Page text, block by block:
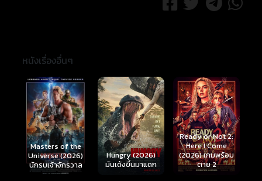
หนังเรื่องอื่นๆ
Masters of the
Universe (2026)
นักรบเจ้าจักรวาล
Hungry (2026)
มันเด้งขึ้นมาแดก
Ready or Not 2:
Here I Come
(2026) เกมพร้อม
ตาย 2